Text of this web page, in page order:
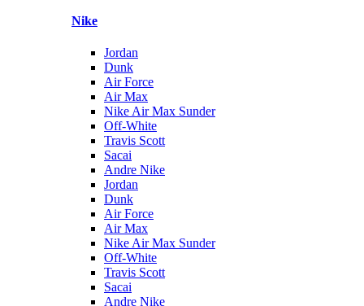
Nike
Jordan
Dunk
Air Force
Air Max
Nike Air Max Sunder
Off-White
Travis Scott
Sacai
Andre Nike
Jordan
Dunk
Air Force
Air Max
Nike Air Max Sunder
Off-White
Travis Scott
Sacai
Andre Nike